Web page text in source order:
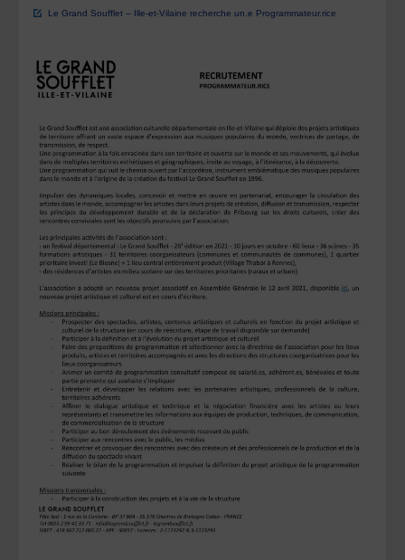
sizeLe Grand Soufflet – Ille-et-Vilaine recherche un.e Programmateur.rice